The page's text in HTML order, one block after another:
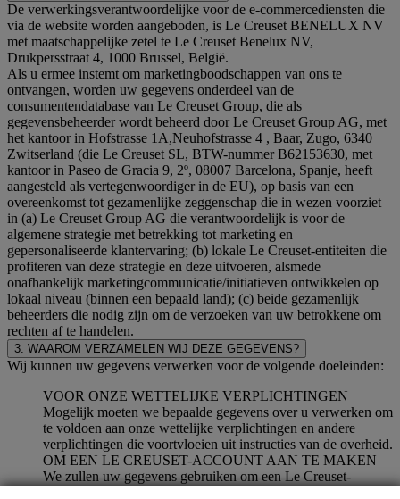
De verwerkingsverantwoordelijke voor de e-commercediensten die
via de website worden aangeboden, is Le Creuset BENELUX NV
met maatschappelijke zetel te Le Creuset Benelux NV,
Drukpersstraat 4, 1000 Brussel, België.
Als u ermee instemt om marketingboodschappen van ons te
ontvangen, worden uw gegevens onderdeel van de
consumentendatabase van Le Creuset Group, die als
gegevensbeheerder wordt beheerd door Le Creuset Group AG, met
het kantoor in Hofstrasse 1A,Neuhofstrasse 4 , Baar, Zugo, 6340
Zwitserland (die Le Creuset SL, BTW-nummer B62153630, met
kantoor in Paseo de Gracia 9, 2º, 08007 Barcelona, Spanje, heeft
aangesteld als vertegenwoordiger in de EU), op basis van een
overeenkomst tot gezamenlijke zeggenschap die in wezen voorziet
in (a) Le Creuset Group AG die verantwoordelijk is voor de
algemene strategie met betrekking tot marketing en
gepersonaliseerde klantervaring; (b) lokale Le Creuset-entiteiten die
profiteren van deze strategie en deze uitvoeren, alsmede
onafhankelijk marketingcommunicatie/initiatieven ontwikkelen op
lokaal niveau (binnen een bepaald land); (c) beide gezamenlijk
beheerders die nodig zijn om de verzoeken van uw betrokkene om
rechten af te handelen.
3. WAAROM VERZAMELEN WIJ DEZE GEGEVENS?
Wij kunnen uw gegevens verwerken voor de volgende doeleinden:
VOOR ONZE WETTELIJKE VERPLICHTINGEN
Mogelijk moeten we bepaalde gegevens over u verwerken om
te voldoen aan onze wettelijke verplichtingen en andere
verplichtingen die voortvloeien uit instructies van de overheid.
OM EEN LE CREUSET-ACCOUNT AAN TE MAKEN
We zullen uw gegevens gebruiken om een Le Creuset-